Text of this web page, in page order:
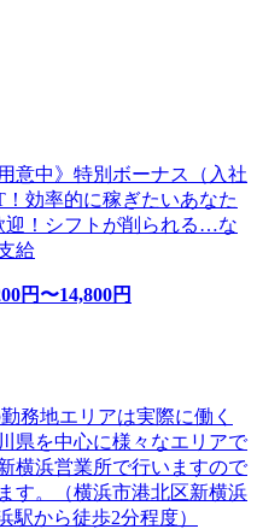
意中》特別ボーナス（入社
効率的に稼ぎたいあなた
迎！シフトが削られる…な
給
円〜14,800円
務地エリアは実際に働く
県を中心に様々なエリアで
横浜営業所で行いますので
す。（横浜市港北区新横浜
駅から徒歩2分程度）